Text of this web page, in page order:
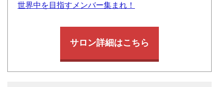
世界中を目指すメンバー集まれ！
サロン詳細はこちら